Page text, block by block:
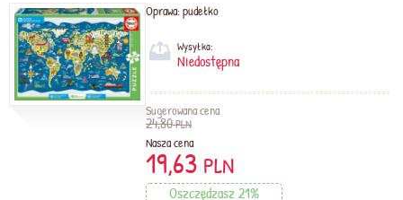
Oprawa:pudełko
Wysyłka:
Niedostępna
Sugerowana cena
24,80PLN
Nasza cena
19,63 PLN
Oszczędzasz 21%